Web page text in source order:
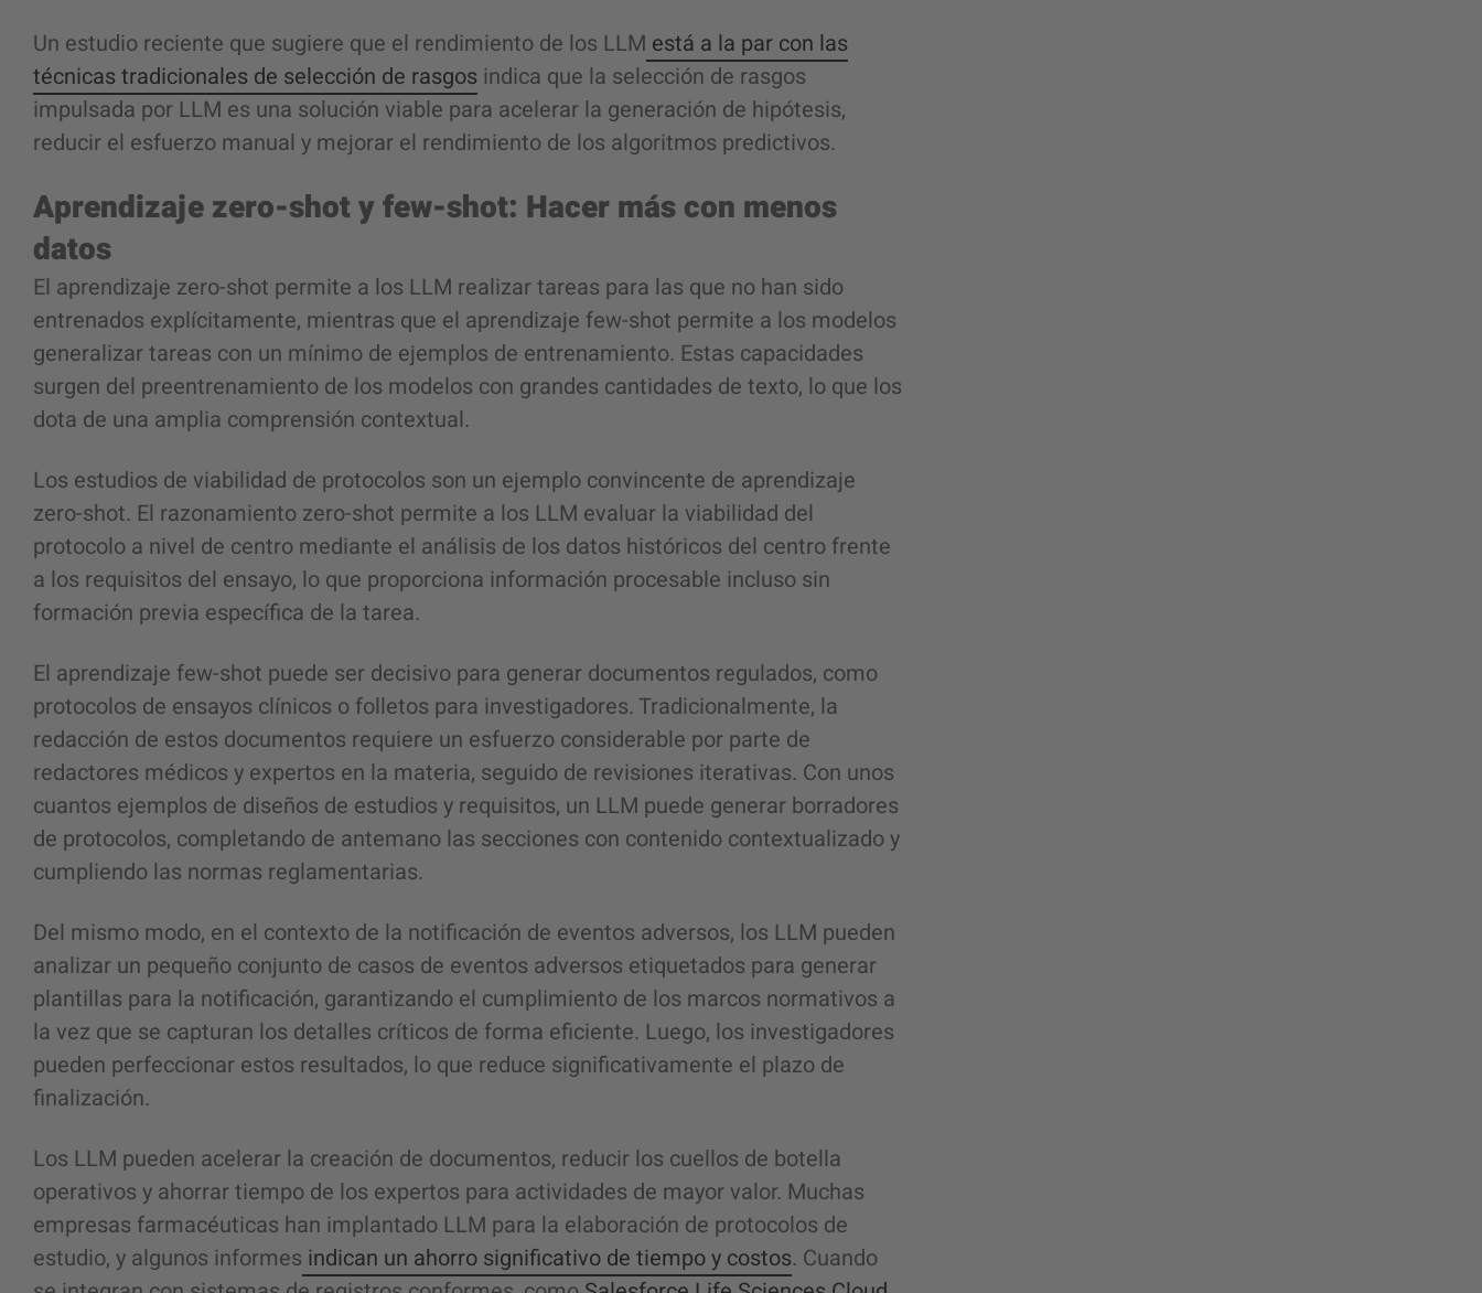
Un estudio reciente que sugiere que el rendimiento de los LLM está a la par con las
técnicas tradicionales de selección de rasgos indica que la selección de rasgos
impulsada por LLM es una solución viable para acelerar la generación de hipótesis,
reducir el esfuerzo manual y mejorar el rendimiento de los algoritmos predictivos.
Aprendizaje zero-shot y few-shot: Hacer más con menos
datos
El aprendizaje zero-shot permite a los LLM realizar tareas para las que no han sido
entrenados explícitamente, mientras que el aprendizaje few-shot permite a los modelos
generalizar tareas con un mínimo de ejemplos de entrenamiento. Estas capacidades
surgen del preentrenamiento de los modelos con grandes cantidades de texto, lo que los
dota de una amplia comprensión contextual.
Los estudios de viabilidad de protocolos son un ejemplo convincente de aprendizaje
zero-shot. El razonamiento zero-shot permite a los LLM evaluar la viabilidad del
protocolo a nivel de centro mediante el análisis de los datos históricos del centro frente
a los requisitos del ensayo, lo que proporciona información procesable incluso sin
formación previa específica de la tarea.
El aprendizaje few-shot puede ser decisivo para generar documentos regulados, como
protocolos de ensayos clínicos o folletos para investigadores. Tradicionalmente, la
redacción de estos documentos requiere un esfuerzo considerable por parte de
redactores médicos y expertos en la materia, seguido de revisiones iterativas. Con unos
cuantos ejemplos de diseños de estudios y requisitos, un LLM puede generar borradores
de protocolos, completando de antemano las secciones con contenido contextualizado y
cumpliendo las normas reglamentarias.
Del mismo modo, en el contexto de la notificación de eventos adversos, los LLM pueden
analizar un pequeño conjunto de casos de eventos adversos etiquetados para generar
plantillas para la notificación, garantizando el cumplimiento de los marcos normativos a
la vez que se capturan los detalles críticos de forma eficiente. Luego, los investigadores
pueden perfeccionar estos resultados, lo que reduce significativamente el plazo de
finalización.
Los LLM pueden acelerar la creación de documentos, reducir los cuellos de botella
operativos y ahorrar tiempo de los expertos para actividades de mayor valor. Muchas
empresas farmacéuticas han implantado LLM para la elaboración de protocolos de
estudio, y algunos informes indican un ahorro significativo de tiempo y costos. Cuando